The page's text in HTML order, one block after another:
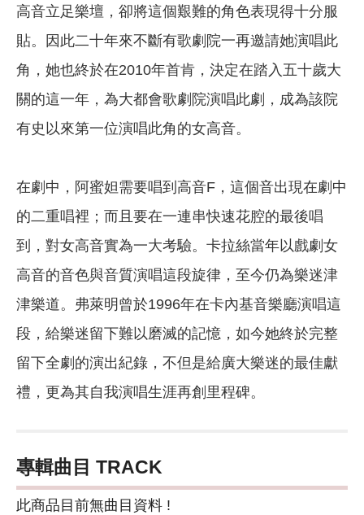
高音立足樂壇，卻將這個艱難的角色表現得十分服
貼。因此二十年來不斷有歌劇院一再邀請她演唱此
角，她也終於在2010年首肯，決定在踏入五十歲大
關的這一年，為大都會歌劇院演唱此劇，成為該院
有史以來第一位演唱此角的女高音。
在劇中，阿蜜妲需要唱到高音F，這個音出現在劇中
的二重唱裡；而且要在一連串快速花腔的最後唱
到，對女高音實為一大考驗。卡拉絲當年以戲劇女
高音的音色與音質演唱這段旋律，至今仍為樂迷津
津樂道。弗萊明曾於1996年在卡內基音樂廳演唱這
段，給樂迷留下難以磨滅的記憶，如今她終於完整
留下全劇的演出紀錄，不但是給廣大樂迷的最佳獻
禮，更為其自我演唱生涯再創里程碑。
專輯曲目 TRACK
此商品目前無曲目資料 !